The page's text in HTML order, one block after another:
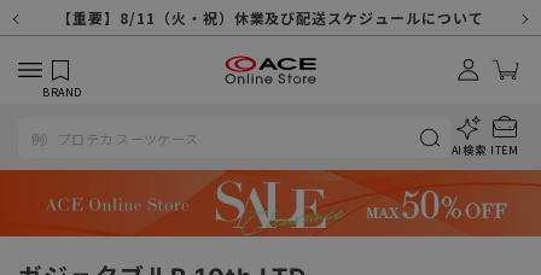
【重要】8/11（火・祝）休業及び配送スケジュールについて
【重要】令和８年熊本地震に伴う配送への影響について
【重要】納品書・領収書ペーパーレス化（電子化）のお知らせ
【重要】天候不良や交通状況・物量増等に伴う配送への影響について
【重要】悪質な詐欺サイトにご注意ください
【重要】各種メールが届かない場合に関しまして
【重要】お問い合わせのご対応に関しまして
【重要】SNSのなりすまし詐欺にご注意ください
BRAND
AI検索 ITEM